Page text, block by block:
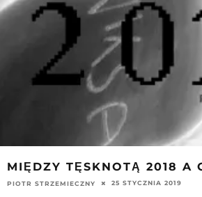
MIĘDZY TĘSKNOTĄ 2018 A
PIOTR STRZEMIECZNY 25 STYCZNIA 2019